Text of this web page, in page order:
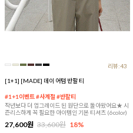
리뷰:43
[1+1] [MADE] 데이 어텀 반팔 티
#1+1이벤트 #사계절 #반팔티
작년보다 더 업그레이드 된 원단으로 돌아왔어요★ 시
즌리스하게 꼭 필요한 아이템인 기본 티셔츠 (6color)
27,600원 33,600원 18%